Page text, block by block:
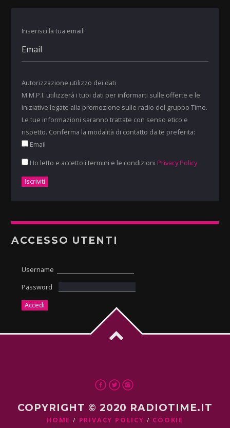
Inserisci la tua email:
Autorizzazione utilizzo dei dati
M.M.P.I. utilizzerà i tuoi dati per informarti sulle offerte e le
iniziative legate alla promozione sulle radio del gruppo Time.
Le tue informazioni saranno trattate con senso etico e
rispetto. Conferma la modalità di contatto da te preferita:
Email
Ho letto e accetto i termini e le condizioni Privacy Policy
ACCESSO UTENTI
Username
Password
COPYRIGHT © 2020 RADIOTIME.IT
HOME PRIVACY POLICY COOKIE